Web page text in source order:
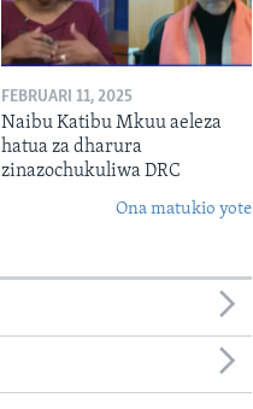
FEBRUARI 11, 2025
Naibu Katibu Mkuu aeleza
hatua za dharura
zinazochukuliwa DRC
Ona matukio yote